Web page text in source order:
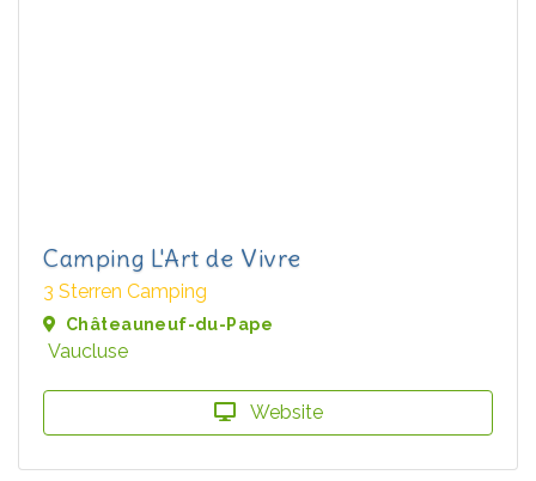
Camping L'Art de Vivre
3 Sterren Camping
Châteauneuf-du-Pape
Vaucluse
Website